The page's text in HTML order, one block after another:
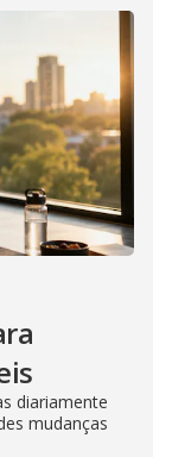
diariamente
mudanças